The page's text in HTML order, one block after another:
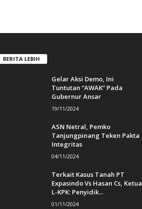
BERITA LEBIH
Gelar Aksi Demo, Ini
Tuntutan “AWAK” Pada
Gubernur Ansar
19/11/2024
ASN Netral, Pemko
Tanjungpinang Teken Pakta
Integritas
04/11/2024
Terkait Kasus Tanah PT
Expasindo Vs Hasan Cs, Ketua
L-KPK: Penyidik...
01/11/2024